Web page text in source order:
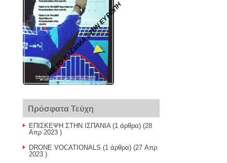
ΜΕ ΤΟ ΒΛΕΜΜΑ ΣΤΗΝ ΕΥΡΩΠΗ
Πρόσφατα Τεύχη
ΕΠΙΣΚΕΨΗ ΣΤΗΝ ΙΣΠΑΝΙΑ(1 άρθρα) (28
Απρ 2023 )
DRONE VOCATIONALS (1 άρθρα) (27 Απρ
2023 )